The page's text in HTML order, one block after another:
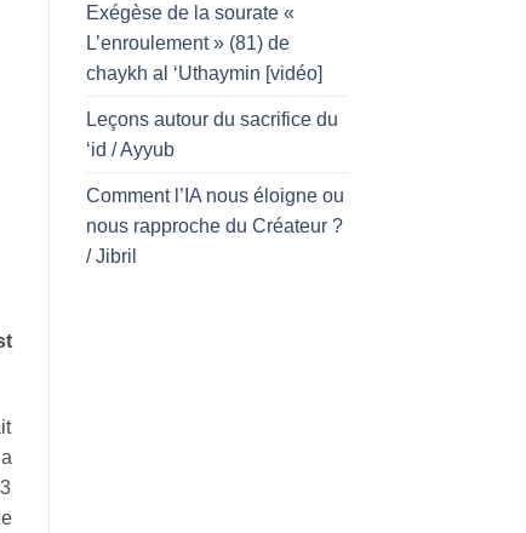
a
Exégèse de la sourate «
L’enroulement » (81) de
chaykh al ‘Uthaymin [vidéo]
Leçons autour du sacrifice du
‘id / Ayyub
Comment l’IA nous éloigne ou
nous rapproche du Créateur ?
/ Jibril